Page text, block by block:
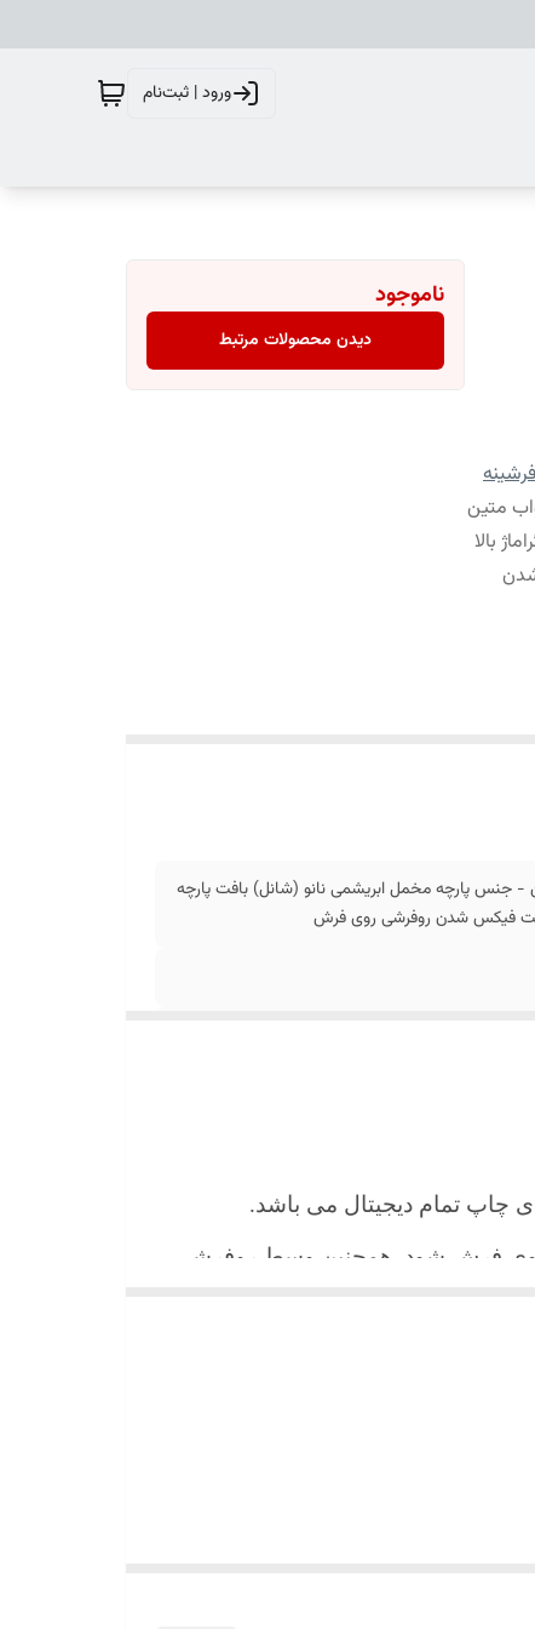
ورود | ثبت‌نام
فرشینه
متین
بالا
ناموجود
دیدن محصولات مرتبط
جنس پارچه مخمل ابریشمی نانو (شانل) بافت پارچه
جهت فیکس شدن روفرشی روی فرش
چاپ تمام دیجیتال می باشد.
فرش شود. همچنین وسط روفرشی